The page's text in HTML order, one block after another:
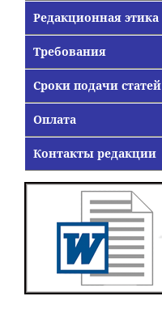
Редакционная этика
Требования
Сроки подачи статей
Оплата
Контакты редакции